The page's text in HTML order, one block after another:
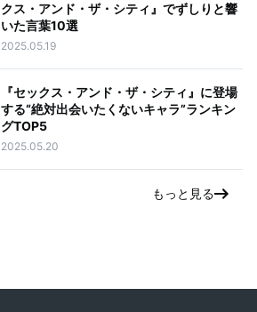
クス・アンド・ザ・シティ』でずしりと響
いた言葉10選
2025.05.19
『セックス・アンド・ザ・シティ』に登場
する“絶対出会いたくないキャラ”ランキン
グTOP5
2025.05.20
もっと見る